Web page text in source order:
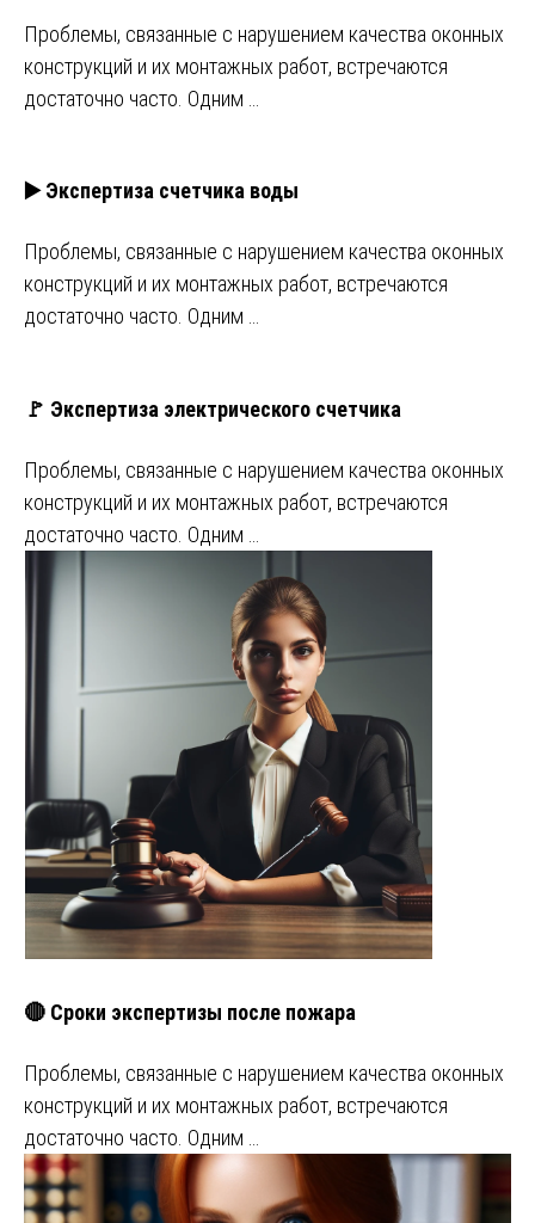
Проблемы, связанные с нарушением качества оконных
конструкций и их монтажных работ, встречаются
достаточно часто. Одним …
▶️ Экспертиза счетчика воды
Проблемы, связанные с нарушением качества оконных
конструкций и их монтажных работ, встречаются
достаточно часто. Одним …
🚩 Экспертиза электрического счетчика
Проблемы, связанные с нарушением качества оконных
конструкций и их монтажных работ, встречаются
достаточно часто. Одним …
🔴 Сроки экспертизы после пожара
Проблемы, связанные с нарушением качества оконных
конструкций и их монтажных работ, встречаются
достаточно часто. Одним …